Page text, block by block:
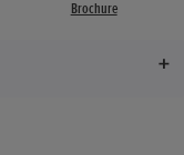
Brochure